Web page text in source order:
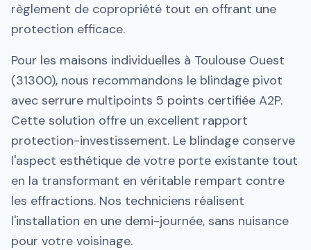
règlement de copropriété tout en offrant une
protection efficace.
Pour les maisons individuelles à Toulouse Ouest
(31300), nous recommandons le blindage pivot
avec serrure multipoints 5 points certifiée A2P.
Cette solution offre un excellent rapport
protection-investissement. Le blindage conserve
l'aspect esthétique de votre porte existante tout
en la transformant en véritable rempart contre
les effractions. Nos techniciens réalisent
l'installation en une demi-journée, sans nuisance
pour votre voisinage.